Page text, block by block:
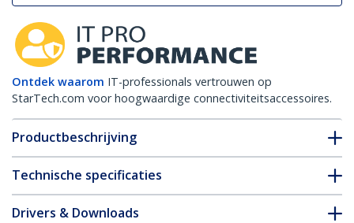
Ontdek waarom IT-professionals vertrouwen op
StarTech.com voor hoogwaardige connectiviteitsaccessoires.
Productbeschrijving
Technische specificaties
Drivers & Downloads